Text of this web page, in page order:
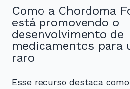
Como a Chordoma
está promovendo o
desenvolvimento de
medicamentos para
raro
Esse recurso destaca